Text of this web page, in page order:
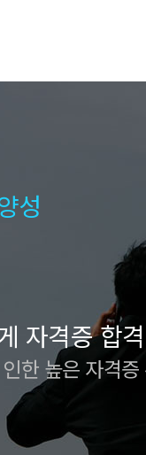
성
자격증 합
한 높은 자격